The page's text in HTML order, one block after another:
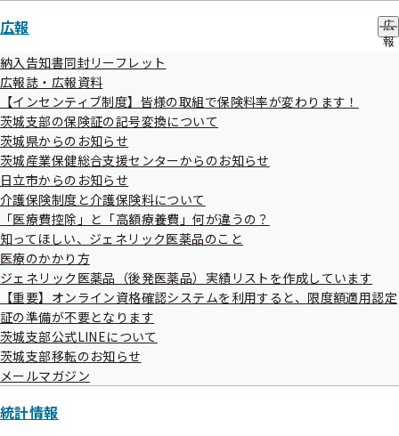
広報
広
報
納入告知書同封リーフレット
広報誌・広報資料
【インセンティブ制度】皆様の取組で保険料率が変わります！
茨城支部の保険証の記号変換について
茨城県からのお知らせ
茨城産業保健総合支援センターからのお知らせ
日立市からのお知らせ
介護保険制度と介護保険料について
「医療費控除」と「高額療養費」何が違うの？
知ってほしい、ジェネリック医薬品のこと
医療のかかり方
ジェネリック医薬品（後発医薬品）実績リストを作成しています
【重要】オンライン資格確認システムを利用すると、限度額適用認定
証の準備が不要となります
茨城支部公式LINEについて
茨城支部移転のお知らせ
メールマガジン
統計情報
健診実施機関一覧等
生活習慣病予防健診実施機関一覧（ご本人さ
ま）
特定保健指導実施機関一覧（ご本人さま）
特定健診実施機関一覧（ご家族さま）
特定保健指導実施機関一覧（ご家族さま）
個別健診